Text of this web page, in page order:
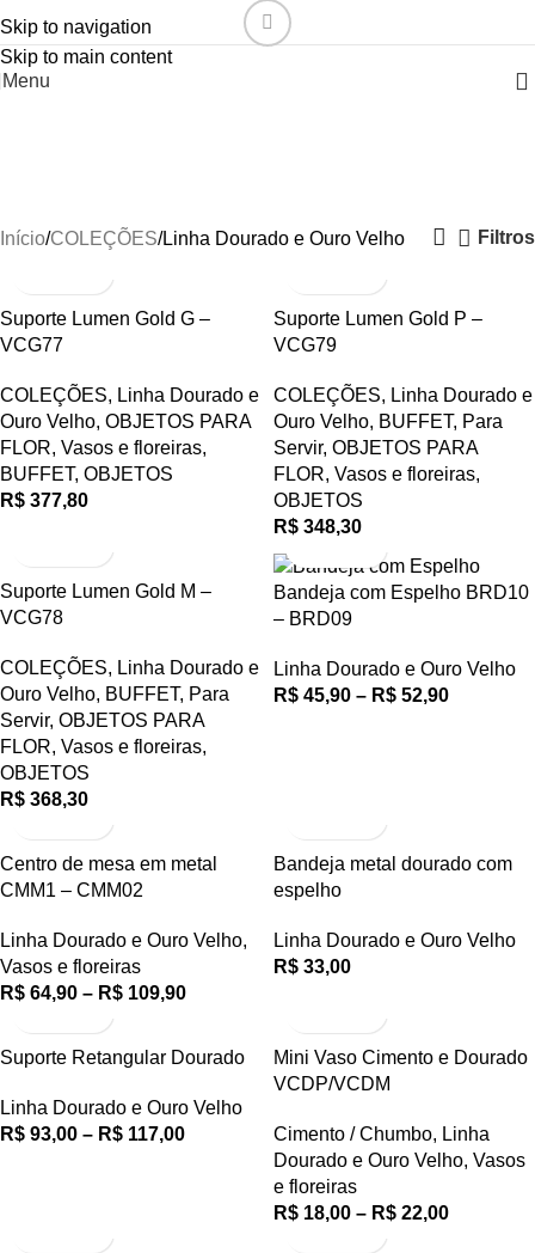
Skip to navigation
Skip to main content
Menu
Início COLEÇÕES Linha Dourado e Ouro Velho Filtros
Suporte Lumen Gold G –
VCG77
COLEÇÕES, Linha Dourado e
Ouro Velho, OBJETOS PARA
FLOR, Vasos e floreiras,
BUFFET, OBJETOS
R$ 377,80
Suporte Lumen Gold P –
VCG79
COLEÇÕES, Linha Dourado e
Ouro Velho, BUFFET, Para
Servir, OBJETOS PARA
FLOR, Vasos e floreiras,
OBJETOS
R$ 348,30
Suporte Lumen Gold M –
VCG78
COLEÇÕES, Linha Dourado e
Ouro Velho, BUFFET, Para
Servir, OBJETOS PARA
FLOR, Vasos e floreiras,
OBJETOS
R$ 368,30
Bandeja com Espelho BRD10
– BRD09
Linha Dourado e Ouro Velho
R$ 45,90 – R$ 52,90
Centro de mesa em metal
CMM1 – CMM02
Linha Dourado e Ouro Velho,
Vasos e floreiras
R$ 64,90 – R$ 109,90
Bandeja metal dourado com
espelho
Linha Dourado e Ouro Velho
R$ 33,00
Suporte Retangular Dourado
Linha Dourado e Ouro Velho
R$ 93,00 – R$ 117,00
Mini Vaso Cimento e Dourado
VCDP/VCDM
Cimento / Chumbo, Linha
Dourado e Ouro Velho, Vasos
e floreiras
R$ 18,00 – R$ 22,00